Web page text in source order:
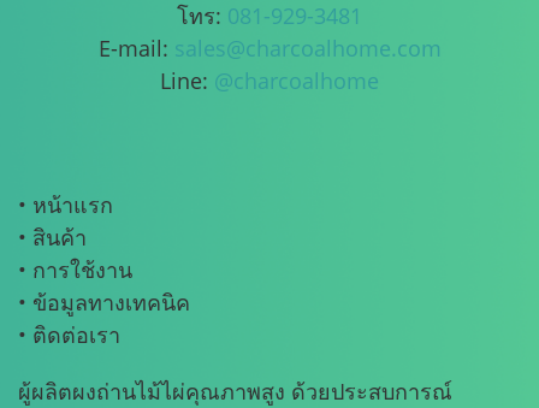
โทร: 081-929-3481
E-mail: sales@charcoalhome.com
Line: @charcoalhome
• หน้าแรก
• สินค้า
• การใช้งาน
• ข้อมูลทางเทคนิค
• ติดต่อเรา
ผู้ผลิตผงถ่านไม้ไผ่คุณภาพสูง ด้วยประสบการณ์